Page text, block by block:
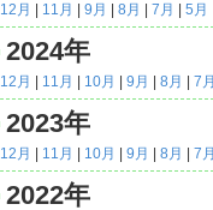
12月 11月 9月 8月 7月 5月
2024年
12月 11月 10月 9月 8月 7
2023年
12月 11月 10月 9月 8月 7
2022年